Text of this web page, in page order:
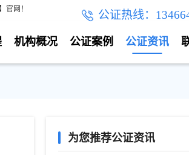
官网！ 公证热线：
公证资讯
公证案例
机构概况
为您推荐公证资讯